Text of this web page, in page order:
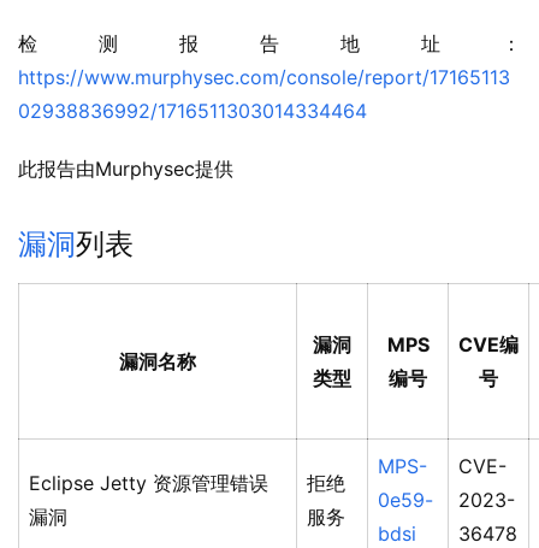
检测报告地址：
https://www.murphysec.com/console/report/17165113
02938836992/1716511303014334464
此报告由Murphysec提供
漏洞列表
漏洞名称
漏洞
类型
MPS
编号
CVE编
号
Eclipse Jetty 资源管理错误
漏洞
拒绝
服务
MPS-
0e59-
bdsi
CVE-
2023-
36478